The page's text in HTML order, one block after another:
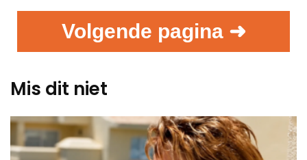
Volgende pagina ➜
Mis dit niet